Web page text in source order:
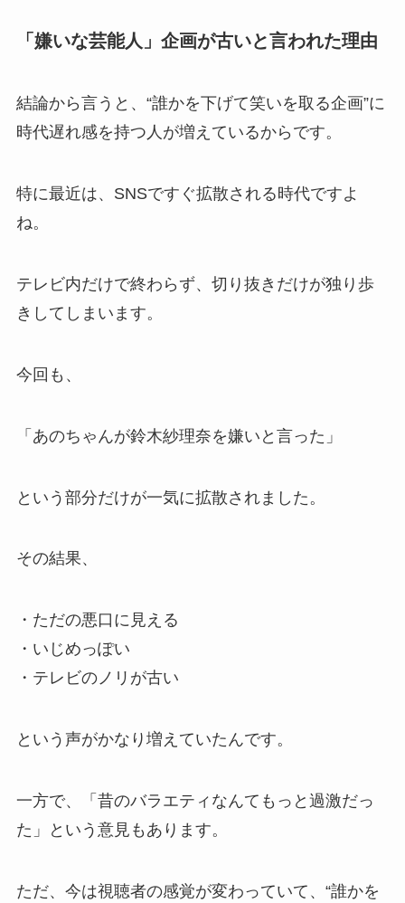
「嫌いな芸能人」企画が古いと言われた理由
結論から言うと、“誰かを下げて笑いを取る企画”に
時代遅れ感を持つ人が増えているからです。
特に最近は、SNSですぐ拡散される時代ですよ
ね。
テレビ内だけで終わらず、切り抜きだけが独り歩
きしてしまいます。
今回も、
「あのちゃんが鈴木紗理奈を嫌いと言った」
という部分だけが一気に拡散されました。
その結果、
・ただの悪口に見える
・いじめっぽい
・テレビのノリが古い
という声がかなり増えていたんです。
一方で、「昔のバラエティなんてもっと過激だっ
た」という意見もあります。
ただ、今は視聴者の感覚が変わっていて、“誰かを